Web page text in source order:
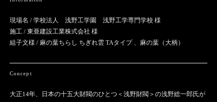
現場名 / 学校法人 浅野工学園 浅野工学専門学校 様
施工 / 東亜建設工業株式会社 様
組子文様 / 麻の葉ちらし ちぎれ雲 TAタイプ 、麻の葉（大柄）
Concept
大正14年、日本の十五大財閥のひとつ＜浅野財閥＞の浅野総一郎氏が